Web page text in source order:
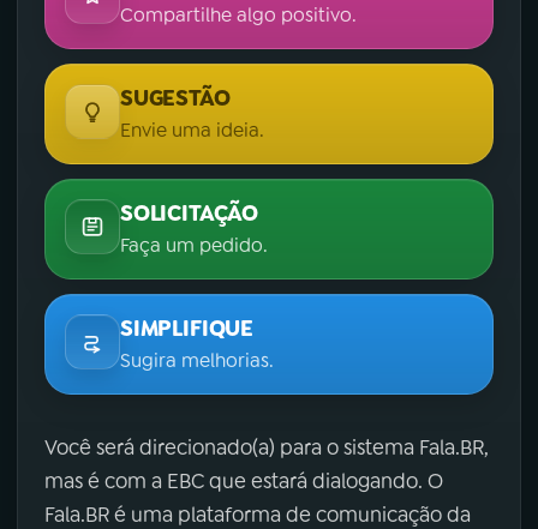
Compartilhe algo positivo.
SUGESTÃO
Envie uma ideia.
SOLICITAÇÃO
Faça um pedido.
SIMPLIFIQUE
Sugira melhorias.
Você será direcionado(a) para o sistema Fala.BR,
mas é com a EBC que estará dialogando. O
Fala.BR é uma plataforma de comunicação da